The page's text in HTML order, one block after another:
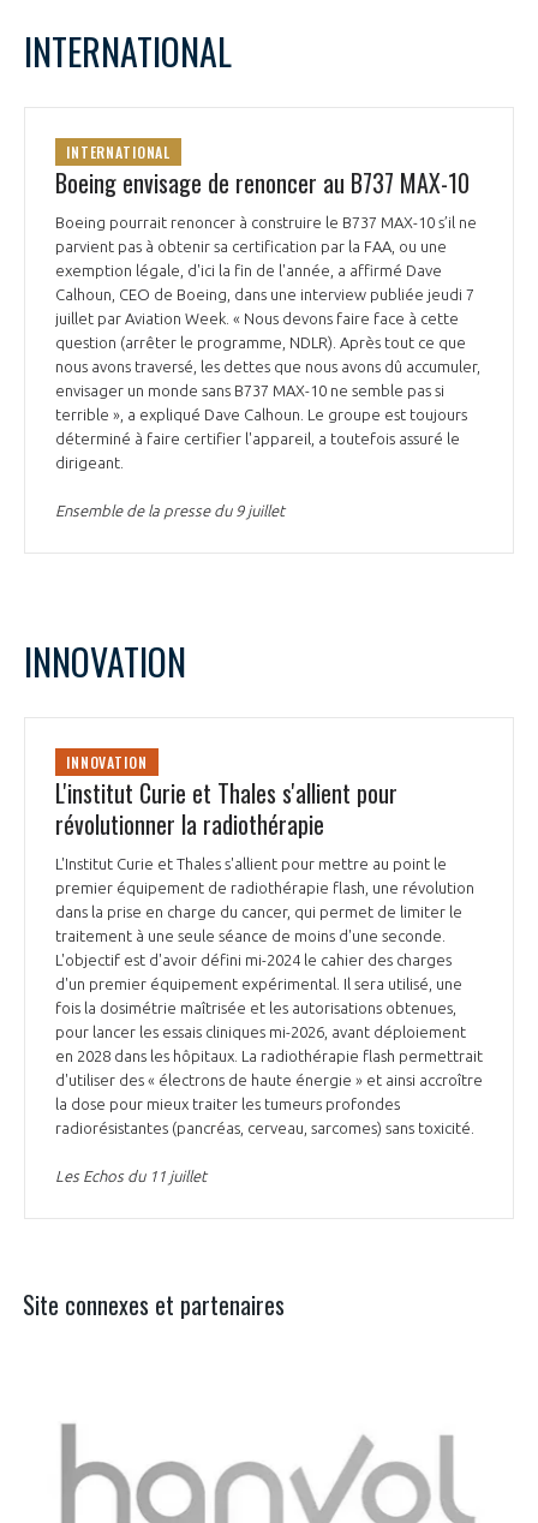
INTERNATIONAL
INTERNATIONAL
Boeing envisage de renoncer au B737 MAX-10
Boeing pourrait renoncer à construire le B737 MAX-10 s’il ne
parvient pas à obtenir sa certification par la FAA, ou une
exemption légale, d'ici la fin de l'année, a affirmé Dave
Calhoun, CEO de Boeing, dans une interview publiée jeudi 7
juillet par Aviation Week. « Nous devons faire face à cette
question (arrêter le programme, NDLR). Après tout ce que
nous avons traversé, les dettes que nous avons dû accumuler,
envisager un monde sans B737 MAX-10 ne semble pas si
terrible », a expliqué Dave Calhoun. Le groupe est toujours
déterminé à faire certifier l'appareil, a toutefois assuré le
dirigeant.
Ensemble de la presse du 9 juillet
INNOVATION
INNOVATION
L'institut Curie et Thales s'allient pour
révolutionner la radiothérapie
L'Institut Curie et Thales s'allient pour mettre au point le
premier équipement de radiothérapie flash, une révolution
dans la prise en charge du cancer, qui permet de limiter le
traitement à une seule séance de moins d'une seconde.
L'objectif est d'avoir défini mi-2024 le cahier des charges
d'un premier équipement expérimental. Il sera utilisé, une
fois la dosimétrie maîtrisée et les autorisations obtenues,
pour lancer les essais cliniques mi-2026, avant déploiement
en 2028 dans les hôpitaux. La radiothérapie flash permettrait
d'utiliser des « électrons de haute énergie » et ainsi accroître
la dose pour mieux traiter les tumeurs profondes
radiorésistantes (pancréas, cerveau, sarcomes) sans toxicité.
Les Echos du 11 juillet
Site connexes et partenaires